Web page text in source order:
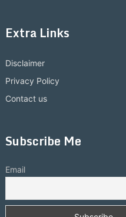
Extra Links
Disclaimer
Privacy Policy
Contact us
Subscribe Me
Email